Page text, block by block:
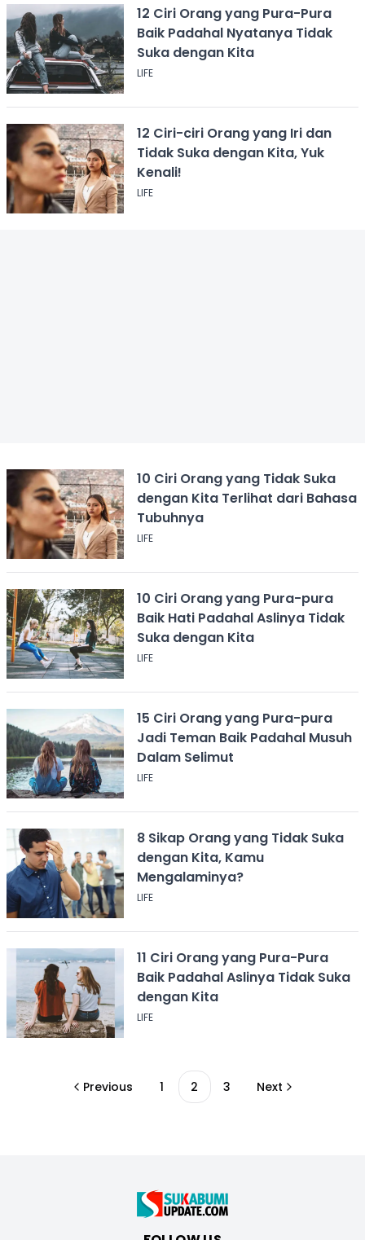
12 Ciri Orang yang Pura-Pura
Baik Padahal Nyatanya Tidak
Suka dengan Kita
LIFE
12 Ciri-ciri Orang yang Iri dan
Tidak Suka dengan Kita, Yuk
Kenali!
LIFE
10 Ciri Orang yang Tidak Suka
dengan Kita Terlihat dari Bahasa
Tubuhnya
LIFE
10 Ciri Orang yang Pura-pura
Baik Hati Padahal Aslinya Tidak
Suka dengan Kita
LIFE
15 Ciri Orang yang Pura-pura
Jadi Teman Baik Padahal Musuh
Dalam Selimut
LIFE
8 Sikap Orang yang Tidak Suka
dengan Kita, Kamu
Mengalaminya?
LIFE
11 Ciri Orang yang Pura-Pura
Baik Padahal Aslinya Tidak Suka
dengan Kita
LIFE
Previous 1 2 3 Next